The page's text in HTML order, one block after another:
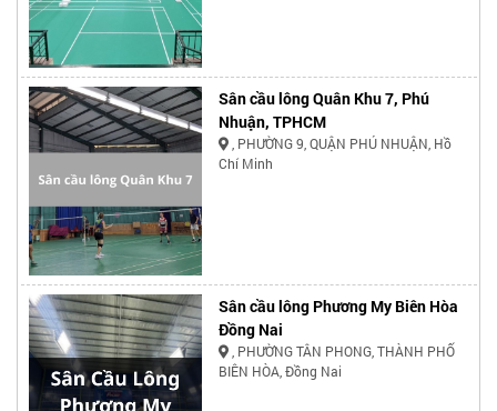
Sân cầu lông Quân Khu 7, Phú
Nhuận, TPHCM
, PHƯỜNG 9, QUẬN PHÚ NHUẬN, Hồ
Chí Minh
Sân cầu lông Phương My Biên Hòa
Đồng Nai
, PHƯỜNG TÂN PHONG, THÀNH PHỐ
BIÊN HÒA, Đồng Nai